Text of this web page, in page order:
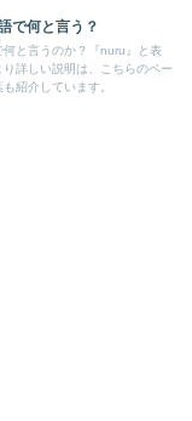
で何と言う？
何と言うのか？『nuru』と表
詳しい説明は、こちらのペー
紹介しています。